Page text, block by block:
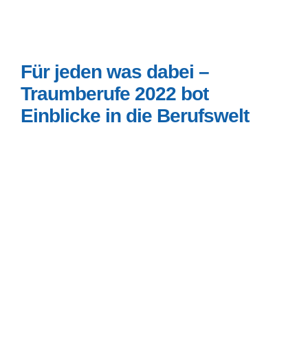
Für jeden was dabei –
Traumberufe 2022 bot
Einblicke in die Berufswelt